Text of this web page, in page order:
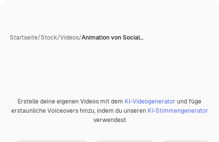
Startseite/Stock/Videos/Animation von Social…
PremiumKI-generiert
Erstelle deine eigenen Videos mit dem KI-Videogenerator und füge
erstaunliche Voiceovers hinzu, indem du unseren KI-Stimmengenerator
verwendest